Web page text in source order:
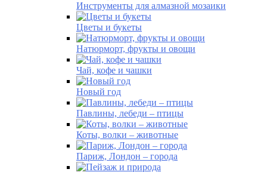
Инструменты для алмазной мозаики
Цветы и букеты
Натюрморт, фрукты и овощи
Чай, кофе и чашки
Новый год
Павлины, лебеди – птицы
Коты, волки – животные
Париж, Лондон – города